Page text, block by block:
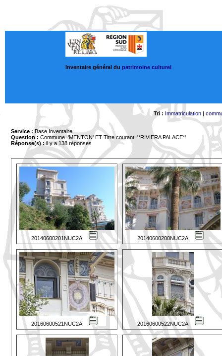
Inventaire général du patrimoine culturel
Tri : Immatriculation|
Service : Base Inventaire
Question : Commune='MENTON' ET Titre courant='*RIVIERA PALACE*'
Réponse(s) :il y a 138 réponses
20140600201NUC2A 20140600200NUC2A
20160600521NUC2A 20160600522NUC2A